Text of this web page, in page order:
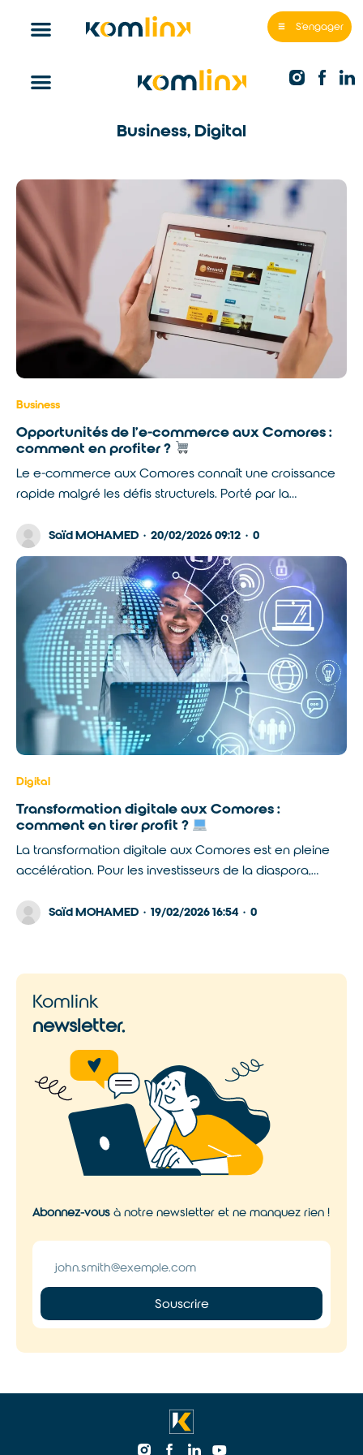
S'engager
Business, Digital
Business
Opportunités de l’e-commerce aux Comores :
comment en profiter ?
Le e-commerce aux Comores connaît une croissance
rapide malgré les défis structurels. Porté par la…
Saïd MOHAMED · 20/02/2026 09:12 · 0
Digital
Transformation digitale aux Comores :
comment en tirer profit ?
La transformation digitale aux Comores est en pleine
accélération. Pour les investisseurs de la diaspora,…
Saïd MOHAMED · 19/02/2026 16:54 · 0
Komlink
newsletter.
Abonnez-vous à notre newsletter et ne manquez rien !
Souscrire